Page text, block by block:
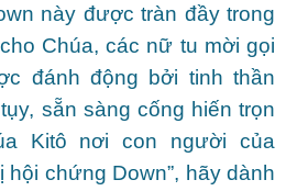
này được tràn đầy trong
Chúa, các nữ tu mời gọi
đánh động bởi tinh thần
sẵn sàng cống hiến trọn
Kitô nơi con người của
hội chứng Down”, hãy dành